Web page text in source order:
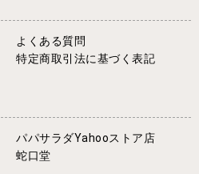
よくある質問
特定商取引法に基づく表記
パパサラダYahooストア店
蛇口堂